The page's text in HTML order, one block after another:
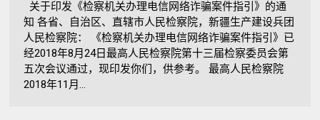
关于印发《检察机关办理电信网络诈骗案件指引》的通
知 各省、自治区、直辖市人民检察院，新疆生产建设兵团
人民检察院： 《检察机关办理电信网络诈骗案件指引》已
经2018年8月24日最高人民检察院第十三届检察委员会第
五次会议通过，现印发你们，供参考。 最高人民检察院
2018年11月...